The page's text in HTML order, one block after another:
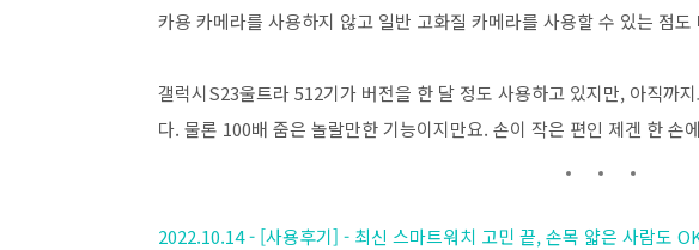
카용 카메라를 사용하지 않고 일반 고화질 카메라를 사용할 수 있는 점도
갤럭시S23울트라 512기가 버전을 한 달 정도 사용하고 있지만, 아직까
다. 물론 100배 줌은 놀랄만한 기능이지만요. 손이 작은 편인 제겐 한 손
2022.10.14 - [사용후기] - 최신 스마트워치 고민 끝, 손목 얇은 사람도